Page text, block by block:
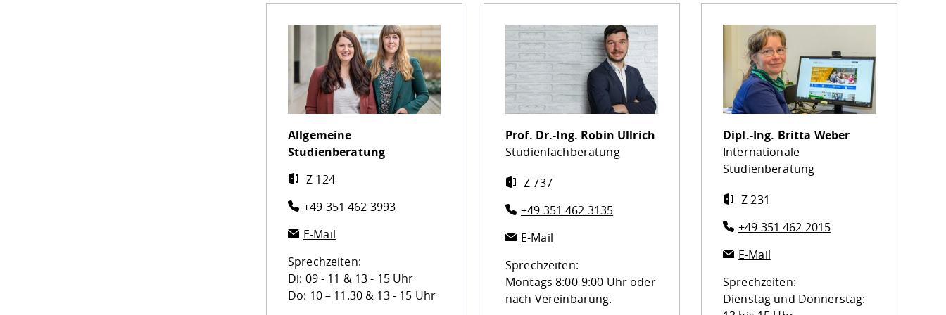
Allgemeine
Studienberatung
Z 124
+49 351 462 3993
E-Mail
Sprechzeiten:
Di: 09 - 11 & 13 - 15 Uhr
Do: 10 – 11.30 & 13 - 15 Uhr
Prof. Dr.-Ing. Robin Ullrich
Studienfachberatung
Z 737
+49 351 462 3135
E-Mail
Sprechzeiten:
Montags 8:00-9:00 Uhr oder
nach Vereinbarung.
Dipl.-Ing. Britta Weber
Internationale
Studienberatung
Z 231
+49 351 462 2015
E-Mail
Sprechzeiten:
Dienstag und Donnerstag: